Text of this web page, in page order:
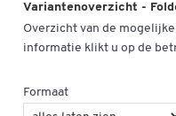
Variantenoverzicht -
Overzicht van de
informatie klikt u op de
Formaat